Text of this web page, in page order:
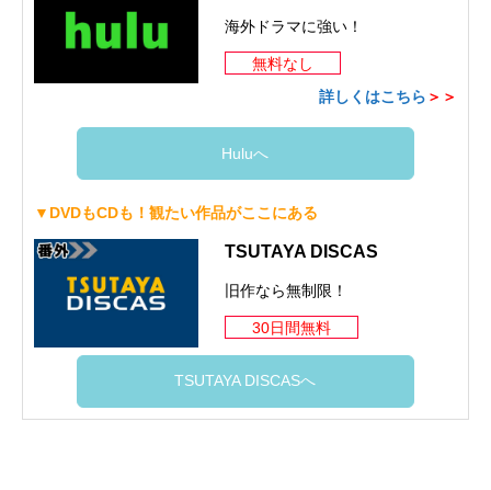
海外ドラマに強い！
無料なし
詳しくはこちら ＞＞
Huluへ
▼DVDもCDも！観たい作品がここにある
TSUTAYA DISCAS
旧作なら無制限！
30日間無料
TSUTAYA DISCASへ